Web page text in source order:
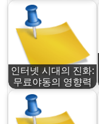
인터넷 시대의 진화:
무료야동의 영향력